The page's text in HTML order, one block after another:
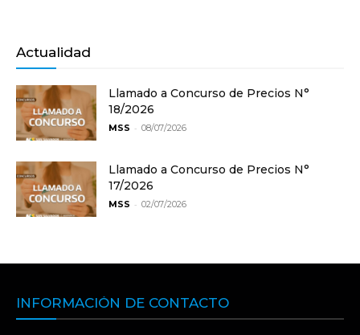
Actualidad
Llamado a Concurso de Precios N°
18/2026
MSS - 08/07/2026
Llamado a Concurso de Precios N°
17/2026
MSS - 02/07/2026
INFORMACIÓN DE CONTACTO